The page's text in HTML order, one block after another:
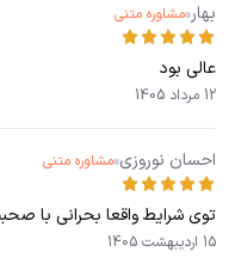
بهار مشاوره متنی
عالی بود
12 مرداد 1405
احسان نوروزی مشاوره متنی
توی شرایط واقعا بحرانی با
15 اردیبهشت 1405